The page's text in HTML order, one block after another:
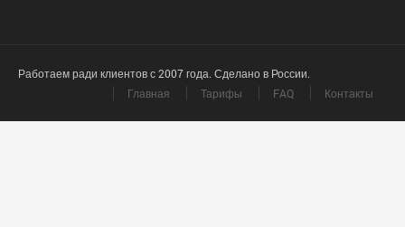
Работаем ради клиентов с 2007 года. Сделано в России.
Главная
Тарифы FAQ Контакты